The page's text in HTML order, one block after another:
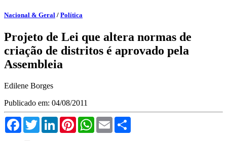
Nacional & Geral / Política
Projeto de Lei que altera normas de
criação de distritos é aprovado pela
Assembleia
Edilene Borges
Publicado em: 04/08/2011
FacebookTwitterLinkedInPinterestWhatsApp
Email